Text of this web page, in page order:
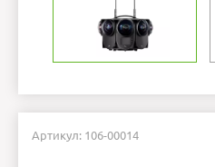
Артикул: 106-00014